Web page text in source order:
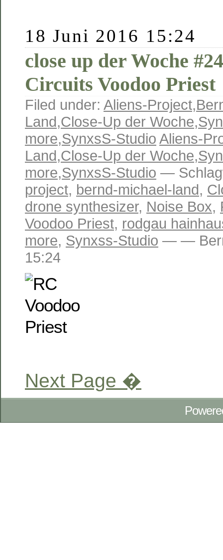
18 Juni 2016 15:24
close up der Woche
Circuits Voodoo Priest
Filed under: Aliens-Project,
Land,Close-Up der Woche,
more,SynxsS-Studio Aliens-
Land,Close-Up der Woche,
more,SynxsS-Studio —
project, bernd-michael-land,
drone synthesizer, Noise Box,
Voodoo Priest, rodgau
more, Synxss-Studio — —
15:24
Next Page �